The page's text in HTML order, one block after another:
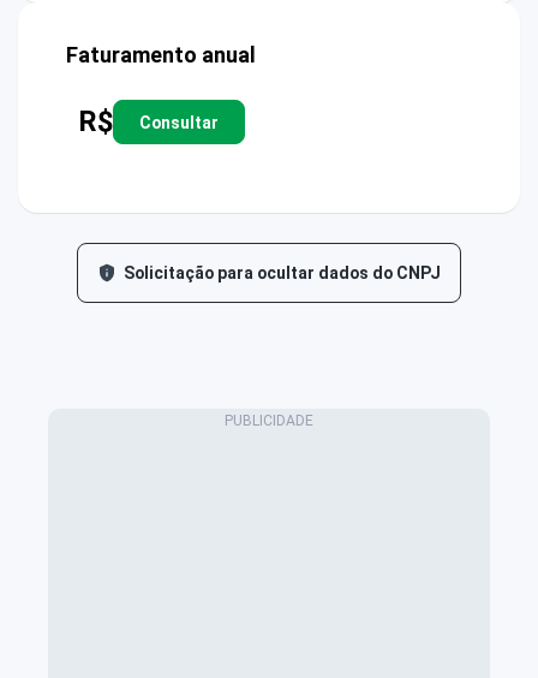
Faturamento anual
R$ Consultar
Solicitação para ocultar dados do CNPJ